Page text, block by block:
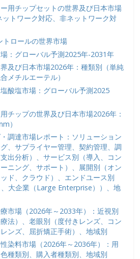
用チップセットの世界及び日本市場
トワーク対応、非ネットワーク対
ロールの世界市場
：グローバル予測2025年-2031年
及び日本市場2026年：種類別（単純
メチルエーテル）
酸塩市場：グローバル予測2025
チップの世界及び日本市場2026年：
）
調達市場レポート：ソリューション
、サプライヤー管理、契約管理、調
出分析）、サービス別（導入、コン
ニング、サポート）、展開別（オン
ド、クラウド）、エンドユース別
、大企業（Large Enterprise））、地
市場（2026年～2033年）：近視別
療法）、老眼別（度付きレンズ、コン
ンズ、屈折矯正手術）、地域別
染料市場（2026年～2036年）：用
種類別、購入者種類別、地域別